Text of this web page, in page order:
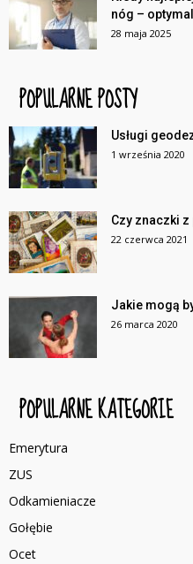
nóg –
28 maja 2025
POPULARNE POSTY
Usługi
1 września 2020
Czy znaczki
22 czerwca 2021
Jakie mogą
26 marca 2020
POPULARNE KATEGORIE
Emerytura
ZUS
Odkamieniacze
Gołębie
Ocet